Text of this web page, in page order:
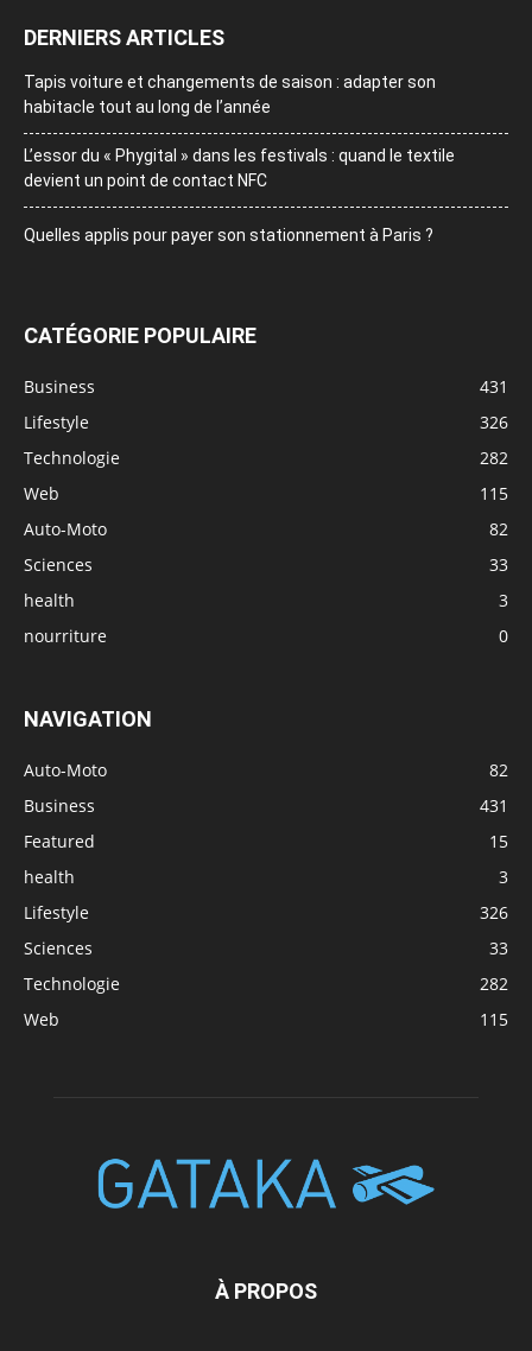
DERNIERS ARTICLES
Tapis voiture et changements de saison : adapter son
habitacle tout au long de l’année
L’essor du « Phygital » dans les festivals : quand le textile
devient un point de contact NFC
Quelles applis pour payer son stationnement à Paris ?
CATÉGORIE POPULAIRE
Business
431
Lifestyle
326
Technologie
282
Web
115
Auto-Moto
82
Sciences
33
health
3
nourriture
0
NAVIGATION
Auto-Moto
82
Business
431
Featured
15
health
3
Lifestyle
326
Sciences
33
Technologie
282
Web
115
À PROPOS